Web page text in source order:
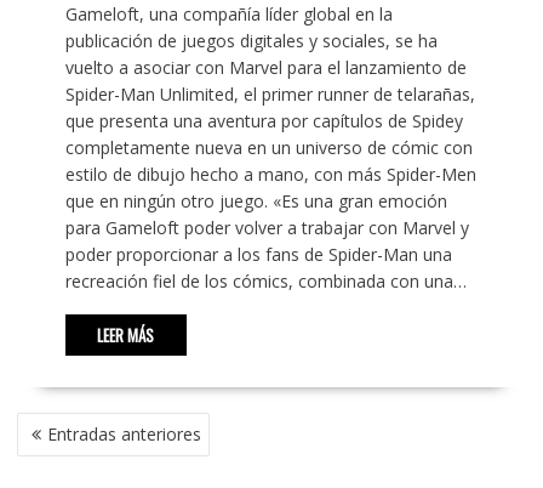
Gameloft, una compañía líder global en la
publicación de juegos digitales y sociales, se ha
vuelto a asociar con Marvel para el lanzamiento de
Spider-Man Unlimited, el primer runner de telarañas,
que presenta una aventura por capítulos de Spidey
completamente nueva en un universo de cómic con
estilo de dibujo hecho a mano, con más Spider-Men
que en ningún otro juego. «Es una gran emoción
para Gameloft poder volver a trabajar con Marvel y
poder proporcionar a los fans de Spider-Man una
recreación fiel de los cómics, combinada con una…
LEER MÁS
NAVEGACIÓN
DE Entradas anteriores